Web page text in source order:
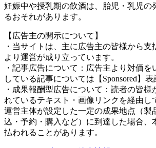
妊娠中や授乳期の飲酒は、胎児・乳児の
るおそれがあります。
【広告主の開示について】
・当サイトは、主に広告主の皆様から支
より運営が成り立っています。
・記事広告について：広告主より対価
している記事については【Sponsored】表
・成果報酬型広告について：読者の皆様
れているテキスト・画像リンクを経由し
運営主体が設定した一定の成果地点（製
込・予約・購入など）に到達した場合、
払われることがあります。